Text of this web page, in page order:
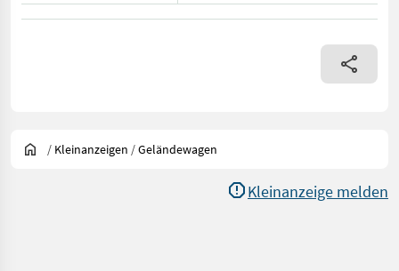
/ Kleinanzeigen /Geländewagen
Kleinanzeige melden